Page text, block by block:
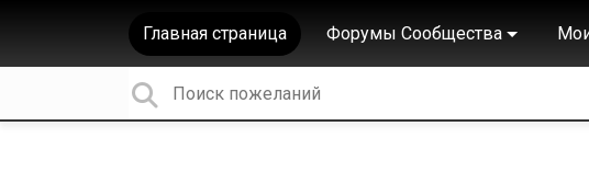
Главная страница Форумы Сообщества